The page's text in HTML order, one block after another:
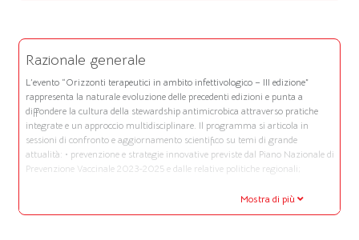
Mostra di più
Razionale generale
L’evento “Orizzonti terapeutici in ambito infettivologico – III edizione”
rappresenta la naturale evoluzione delle precedenti edizioni e punta a
diffondere la cultura della stewardship antimicrobica attraverso pratiche
integrate e un approccio multidisciplinare. Il programma si articola in
sessioni di confronto e aggiornamento scientifico su temi di grande
attualità: • prevenzione e strategie innovative previste dal Piano Nazionale di
Prevenzione Vaccinale 2023-2025 e dalle relative politiche regionali;